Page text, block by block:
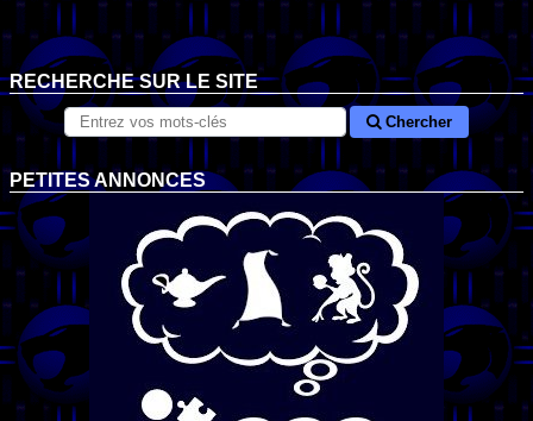
RECHERCHE SUR LE SITE
Chercher
PETITES ANNONCES